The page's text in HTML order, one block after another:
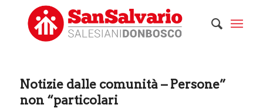
Notizie dalle comunità – Persone”
non “particolari